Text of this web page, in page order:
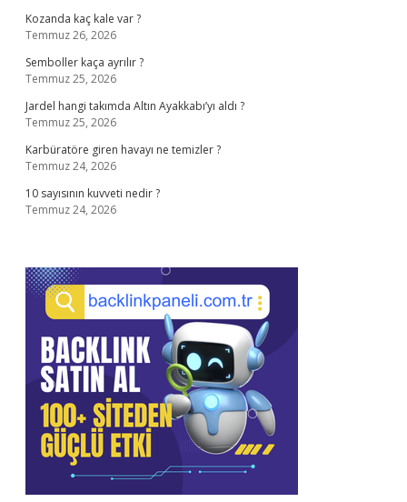
Kozanda kaç kale var ?
Temmuz 26, 2026
Semboller kaça ayrılır ?
Temmuz 25, 2026
Jardel hangi takımda Altın Ayakkabı’yı aldı ?
Temmuz 25, 2026
Karbüratöre giren havayı ne temizler ?
Temmuz 24, 2026
10 sayısının kuvveti nedir ?
Temmuz 24, 2026